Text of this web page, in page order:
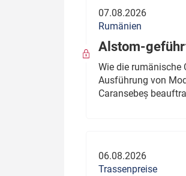
07.08.2026
Rumänien
Alstom-
Wie die rumänische
Ausführung von
Caransebeș
06.08.2026
Trassenpreise